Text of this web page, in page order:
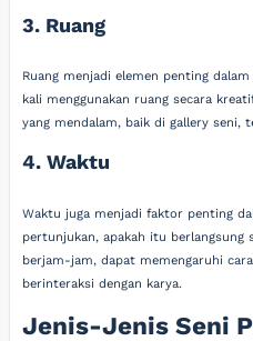
3. Ruang
Ruang menjadi elemen penting
kali menggunakan ruang secara
yang mendalam, baik di gallery seni,
4. Waktu
Waktu juga menjadi faktor penting
pertunjukan, apakah itu berlangsung
berjam-jam, dapat memengaruhi
berinteraksi dengan karya.
Jenis-Jenis Seni